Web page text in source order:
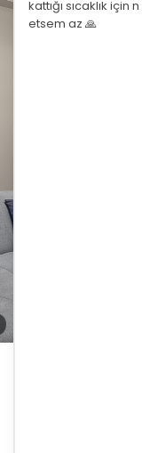
kattığı sıcaklık
etsem az 🙏